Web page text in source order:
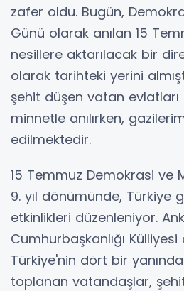
zafer oldu. Bugün,
Günü olarak anılan 15
nesillere aktarılacak bir
olarak tarihteki yerini
şehit düşen vatan
minnetle anılırken,
edilmektedir.
15 Temmuz Demokrasi ve
9. yıl dönümünde, Türkiye
etkinlikleri düzenleniyor.
Cumhurbaşkanlığı
Türkiye'nin dört bir
toplanan vatandaşlar,